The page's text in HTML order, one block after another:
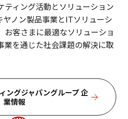
ティング活動とソリューション
ヤノン製品事業とITソリューシ
お客さまに最適なソリューショ
業を通じた社会課題の解決に取
ングジャパングループ 企
業情報